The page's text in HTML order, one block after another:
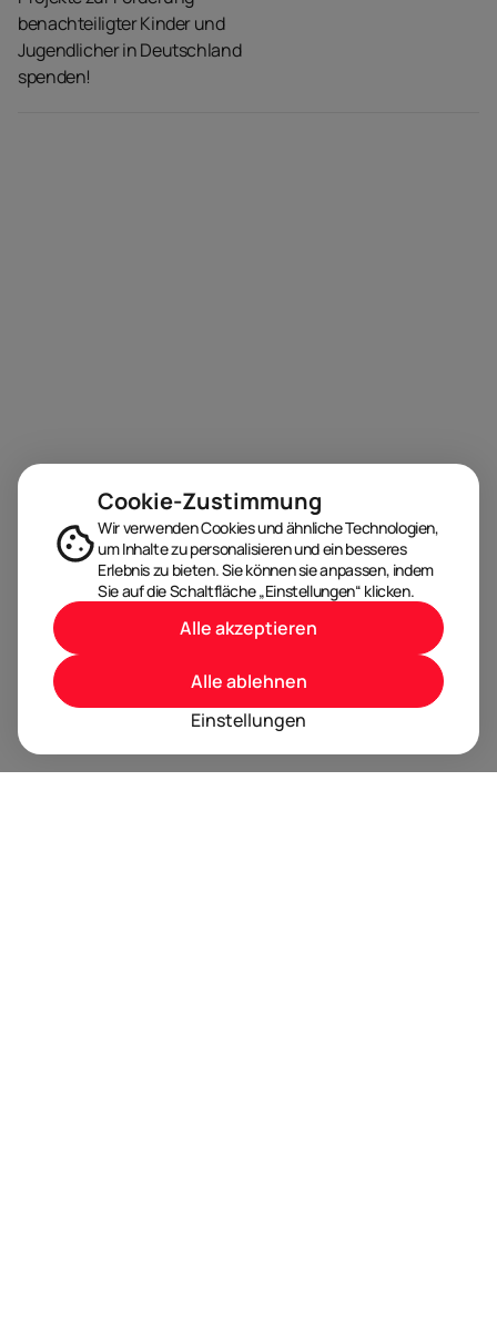
benachteiligter Kinder und
Jugendlicher in Deutschland
spenden!
Cookie-Zustimmung
Wir verwenden Cookies und ähnliche Technologien,
um Inhalte zu personalisieren und ein besseres
Erlebnis zu bieten. Sie können sie anpassen, indem
Sie auf die Schaltfläche „Einstellungen“ klicken.
Einstellungen
Alle ablehnen
Alle akzeptieren